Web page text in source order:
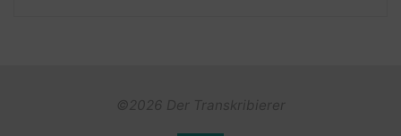
©2026 Der Transkribierer